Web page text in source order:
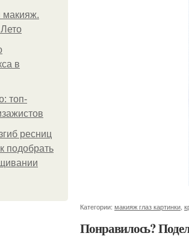
макияж.
в
топ-
ресниц
подобрать
Категории: макияж глаз картинки
Понравилось?